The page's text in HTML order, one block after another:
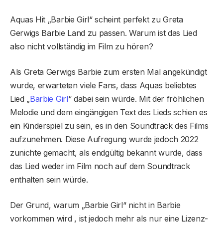
Aquas Hit „Barbie Girl“ scheint perfekt zu Greta
Gerwigs Barbie Land zu passen. Warum ist das Lied
also nicht vollständig im Film zu hören?
Als Greta Gerwigs Barbie zum ersten Mal angekündigt
wurde, erwarteten viele Fans, dass Aquas beliebtes
Lied „Barbie Girl“ dabei sein würde. Mit der fröhlichen
Melodie und dem eingängigen Text des Lieds schien es
ein Kinderspiel zu sein, es in den Soundtrack des Films
aufzunehmen. Diese Aufregung wurde jedoch 2022
zunichte gemacht, als endgültig bekannt wurde, dass
das Lied weder im Film noch auf dem Soundtrack
enthalten sein würde.
Der Grund, warum „Barbie Girl“ nicht in Barbie
vorkommen wird , ist jedoch mehr als nur eine Lizenz-